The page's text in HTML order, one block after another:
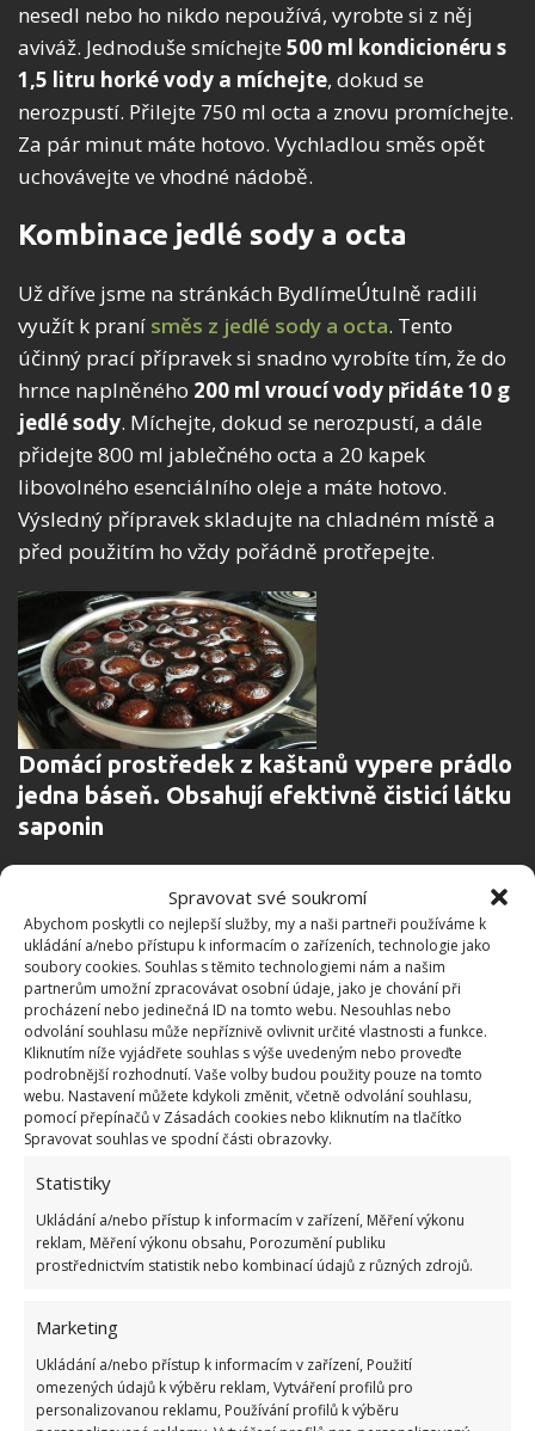
Spravovat své soukromí
Abychom poskytli co nejlepší služby, my a naši partneři používáme k
ukládání a/nebo přístupu k informacím o zařízeních, technologie jako
soubory cookies. Souhlas s těmito technologiemi nám a našim
partnerům umožní zpracovávat osobní údaje, jako je chování při
procházení nebo jedinečná ID na tomto webu. Nesouhlas nebo
odvolání souhlasu může nepříznivě ovlivnit určité vlastnosti a funkce.
Kliknutím níže vyjádřete souhlas s výše uvedeným nebo proveďte
podrobnější rozhodnutí. Vaše volby budou použity pouze na tomto
webu. Nastavení můžete kdykoli změnit, včetně odvolání souhlasu,
pomocí přepínačů v Zásadách cookies nebo kliknutím na tlačítko
Spravovat souhlas ve spodní části obrazovky.
Statistiky
Ukládání a/nebo přístup k informacím v zařízení, Měření výkonu
reklam, Měření výkonu obsahu, Porozumění publiku
prostřednictvím statistik nebo kombinací údajů z různých zdrojů.
Marketing
Ukládání a/nebo přístup k informacím v zařízení, Použití
omezených údajů k výběru reklam, Vytváření profilů pro
personalizovanou reklamu, Používání profilů k výběru
nesedl nebo ho nikdo nepoužívá, vyrobte si z něj
aviváž. Jednoduše smíchejte 500 ml kondicionéru s
1,5 litru horké vody a míchejte, dokud se
nerozpustí. Přilejte 750 ml octa a znovu promíchejte.
Za pár minut máte hotovo. Vychladlou směs opět
uchovávejte ve vhodné nádobě.
Kombinace jedlé sody a octa
Už dříve jsme na stránkách BydlímeÚtulně radili
využít k praní směs z jedlé sody a octa. Tento
účinný prací přípravek si snadno vyrobíte tím, že do
hrnce naplněného 200 ml vroucí vody přidáte 10 g
jedlé sody. Míchejte, dokud se nerozpustí, a dále
přidejte 800 ml jablečného octa a 20 kapek
libovolného esenciálního oleje a máte hotovo.
Výsledný přípravek skladujte na chladném místě a
před použitím ho vždy pořádně protřepejte.
Domácí prostředek z kaštanů vypere prádlo
jedna báseň. Obsahují efektivně čisticí látku
saponin
Fotografie: Freepik
Nejlevnější aviváž
Účinnou a levnou aviváž si snadno vyrobíte z litru
vlastního výběru, což potvrzuje internetový portál
„Litr octa smíchám se 30 kapkami vonného oleje a
minutu míchám. Hotový výrobek zavřu do zavařovačky